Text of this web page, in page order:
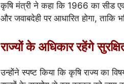
कृषि मंत्री ने कहा कि 1966 का सीड
और जवाबदेही पर आधारित होगा, ताकि
राज्यों के अधिकार रहेंगे
उन्होंने स्पष्ट किया कि कृषि राज्य का